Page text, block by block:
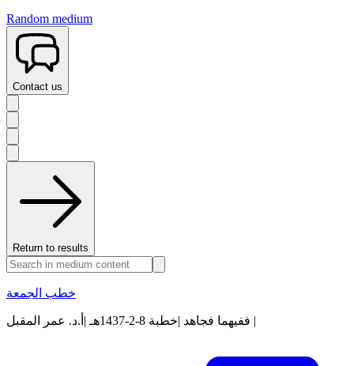
Random medium
Contact us
Return to results
خطب الجمعة
ففيهما فجاهد |خطبة 8-2-1437هـ |أ.د. عمر المقبل |